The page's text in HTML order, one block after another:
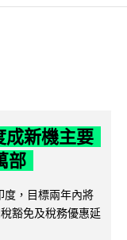
成新機主要
部
，目標兩年內將
豁免及稅務優惠延